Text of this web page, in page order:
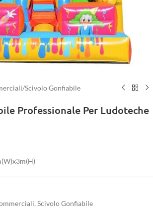
/Scivolo Gonfiabile
Professionale Per Ludoteche
, Scivolo Gonfiabile